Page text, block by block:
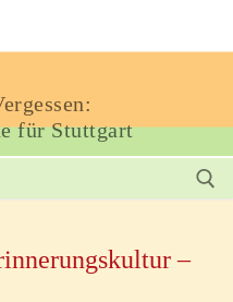
für Stuttgart
–